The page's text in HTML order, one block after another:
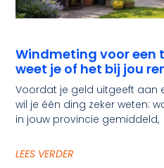
Windmeting voor een
weet je of het bij jou
Voordat je geld uitgeeft aan
wil je één ding zeker weten:
in jouw provincie gemiddeld,
LEES VERDER